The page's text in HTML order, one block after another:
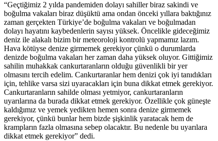
“Geçtiğimiz 2 yılda pandemiden dolayı sahiller biraz sakindi ve
boğulma vakaları biraz düşüktü ama ondan önceki yıllara baktığınız
zaman gerçekten Türkiye’de boğulma vakaları ve boğulmadan
dolayı hayatını kaybedenlerin sayısı yüksek. Öncelikle gideceğimiz
deniz ile alakalı bizim bir meteoroloji kontrolü yapmamız lazım.
Hava kötüyse denize girmemek gerekiyor çünkü o durumlarda
denizde boğulma vakaları her zaman daha yüksek oluyor. Gittiğimiz
sahilin muhakkak cankurtaranların olduğu güvenlikli bir yer
olmasını tercih edelim. Cankurtaranlar hem denizi çok iyi tanıdıkları
için, tehlike varsa sizi uyaracakları için buna dikkat etmek gerekiyor.
Cankurtaranların sahilde olması yetmiyor, cankurtaranların
uyarılarına da burada dikkat etmek gerekiyor. Özellikle çok güneşte
kaldığımız ve yemek yedikten hemen sonra denize girmemek
gerekiyor, çünkü bunlar hem bizde şişkinlik yaratacak hem de
krampların fazla olmasına sebep olacaktır. Bu nedenle bu uyarılara
dikkat etmek gerekiyor” dedi.